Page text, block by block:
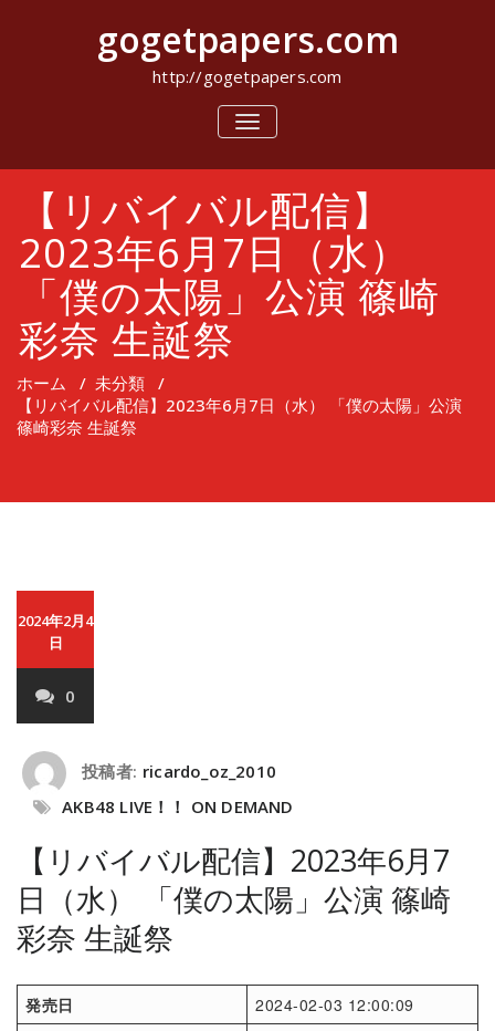
キ
gogetpapers.com
http://gogetpapers.com
ナ
ビ
シ
ョ
ン
を
切
【リバイバル配信】
2023年6月7日（水）
「僕の太陽」公演 篠崎
彩奈 生誕祭
ホーム / 未分類 /
【リバイバル配信】2023年6月7日（水） 「僕の太陽」公演
篠崎彩奈 生誕祭
2024年2月4
日
0
投稿者: ricardo_oz_2010
AKB48 LIVE！！ ON DEMAND
【リバイバル配信】2023年6月7
日（水） 「僕の太陽」公演 篠崎
彩奈 生誕祭
発売日
2024-02-03 12:00:09